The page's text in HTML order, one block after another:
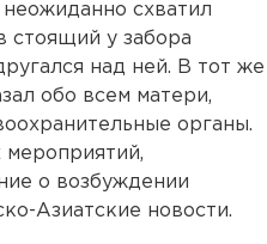
схватил
стоящий у забора
над ней. В тот же
обо всем матери,
органы.
мероприятий,
о возбуждении
Азиатские новости.